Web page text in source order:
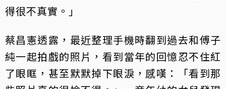
得很不真實。」
蔡昌憲透露，最近整理手機時翻到過去和傅子
純一起拍戲的照片，看到當年的回憶忍不住紅
了眼眶，甚至默默掉下眼淚，感嘆：「看到那